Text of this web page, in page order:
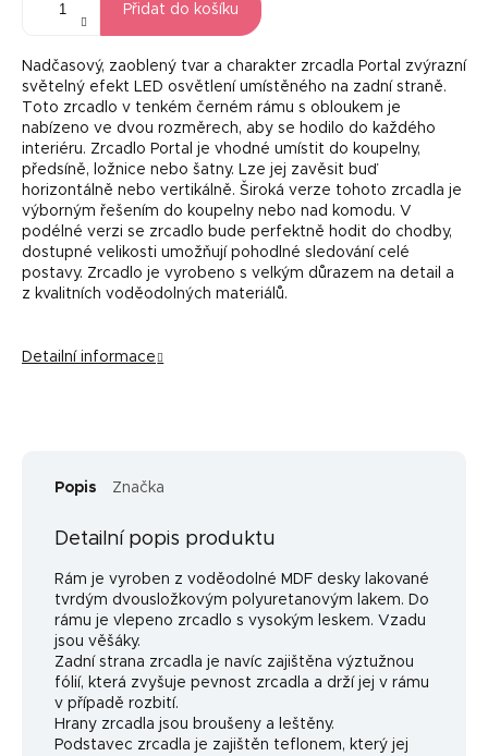
Přidat do košíku
Nadčasový, zaoblený tvar a charakter zrcadla Portal zvýrazní
světelný efekt LED osvětlení umístěného na zadní straně.
Toto zrcadlo v tenkém černém rámu s obloukem je
nabízeno ve dvou rozměrech, aby se hodilo do každého
interiéru. Zrcadlo Portal je vhodné umístit do koupelny,
předsíně, ložnice nebo šatny. Lze jej zavěsit buď
horizontálně nebo vertikálně. Široká verze tohoto zrcadla je
výborným řešením do koupelny nebo nad komodu. V
podélné verzi se zrcadlo bude perfektně hodit do chodby,
dostupné velikosti umožňují pohodlné sledování celé
postavy. Zrcadlo je vyrobeno s velkým důrazem na detail a
z kvalitních voděodolných materiálů.
Detailní informace
Popis Značka
Detailní popis produktu
Rám je vyroben z voděodolné MDF desky lakované
tvrdým dvousložkovým polyuretanovým lakem. Do
rámu je vlepeno zrcadlo s vysokým leskem. Vzadu
jsou věšáky.
Zadní strana zrcadla je navíc zajištěna výztužnou
fólií, která zvyšuje pevnost zrcadla a drží jej v rámu
v případě rozbití.
Hrany zrcadla jsou broušeny a leštěny.
Podstavec zrcadla je zajištěn teflonem, který jej